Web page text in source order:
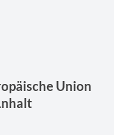
Union